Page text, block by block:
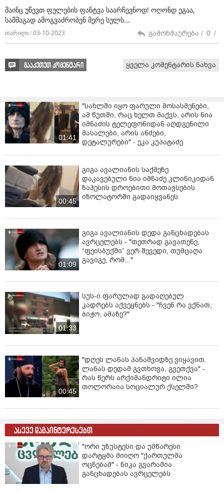
განცხადების დაწერაში და ერთად მივმართეთ
„ლიბერთი ბანკს“, რომ მათი სესხები ძველ ჩარჩოში
დაბრუნდეს. შეგახსენებთ, რომ მოქალაქეების
პოლიტიკური ჯგუფის დიდი შრომის შედეგად
სესხი 2026 წლამდე უნდა ჰქონოდა, დღეს ეს სესხი
აღარ აქვს. არადა, ძალიან მარტივი იქნებოდა ამ
აქვე მინდა შევახსენო „ნაციონალური მოძრაობის“
წარმომადგენლებს, რომ პენსიონერების ძარცვა მათი
ხელისუფლებაში ყოფნის პირობებში დაიწყო და მათ
დღეს ტყუილი დაპირებებით შეცდომაში ვეღარ
შეიყვანენ, რადგან ამ ადამიანებს ეს ყველაფერი
ძალიან კარგად ახსოვთ.
მეორე მხრივ, არის „ქართული ოცნება“, რომელიც
„ლიბერთი ბანკის“ ყაჩაღობაზე თვალს ხუჭავს და
ბანკს საშუალებას აძლევს, ორნაირი სქემით
გაძარცვოს პენსიონერები. არადა ჩვენ გვყავს
მარტოხელა პენსიონერები, რომლებიც უკიდურეს
გაჭირვებაში არიან, გვყავს პენსიონერები, რომლებიც
სოციალურად დაუცველ ოჯახებში ცხოვრობენ და
თავისი შემწეობის ტოლფასი პენსიის განაწილება
უწევთ ოჯახის სხვა წევრებისთვის მაშინ, როდესაც
თავად საკვებისთვის და წამლებისთვის არ ყოფნით
პენსია და ეს ძალიან კარგად იცით აქ ყველამ,
ძალიან მძიმეა ეს ყველაფერი. არადა შესაძლებელია,
რომ ამ ადამიანებს გაუნულდეთ სესხები, ნება არის
საჭირო, რომ ჩაერიოს სახელმწიფო და
პენსიონერების ძარცვა შეწყვიტოს“,- განაცხადა
მაინც უწევთ ფულების ფანტვა საარჩევნოდ! ოღონდ ეგაა,
სამმაგად ამოგვაძრობენ მერე სულს...
თარიღი : 03-10-2023 გამოხმაურება / 0 /
გააკეთეთ კომენტარი ყველა კომენტარის ნახვა
01:41
"სახლში იყო ფარული მოსასმენები,
ამ წუთში, რაც ხელთ მაქვს, არის ნია
იმნაძის ტელეფონიდან აღდგენილი
მასალები, არის ანძები,
დეტალურები" - ეკა კუპატაძე
00:45
გიგა ავალიანის საქმეზე
დაკავებული ნია იმნაძე კლინიკიდან
ზაჰესის დროებითი მოთავსების
იზოლატორში გადაიყვანეს
01:09
გიგა ავალიანის დედა განცხადებას
ავრცელებს - "თეთრად გავათენე,
“ფეისბუქში” ვერ შევედი, თუმცაღა
გავიგე, რომ..."
01:33
სუს-ი ფარულად გადაღებულ
კადრებს აქვეყნებს - "ჩვენ რა ვქნათ,
ბიჭო, ამაზე?"
00:45
"დღეს ლანას პანაშვიდზე ვიყავით.
ლანას დედამ გვთხოვა, გვეთქვა" -
რას წერს არქიმანდრიტი ილია
თოლორაია სოციალურ ქსელში?
ასევე დაგაინტერესებთ
"ორი უზუსტესი და უმწარესი
დარტყმა მიიღო "ქართულმა
ოცნებამ" - ნიკა გვარამია
განცხადებას ავრცელებს